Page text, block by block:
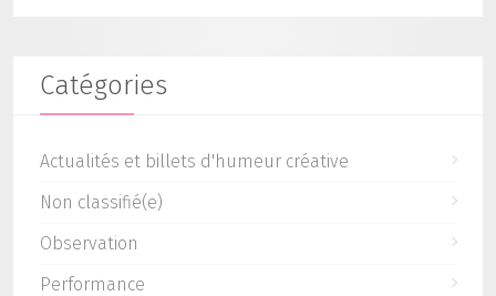
Catégories
Actualités et billets d'humeur créative
Non classifié(e)
Observation
Performance